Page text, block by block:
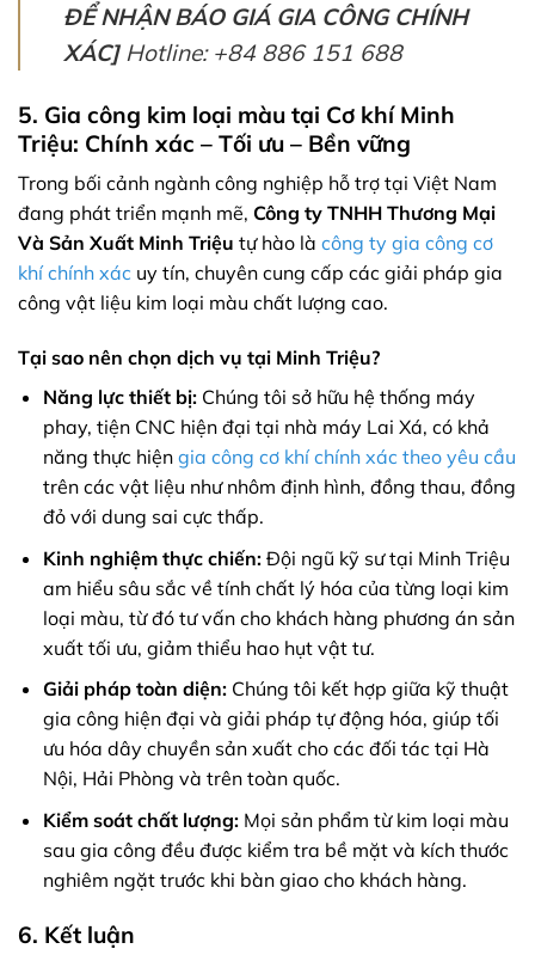
ĐỂ NHẬN BÁO GIÁ GIA CÔNG CHÍNH
XÁC] Hotline: +84 886 151 688
5. Gia công kim loại màu tại Cơ khí Minh
Triệu: Chính xác – Tối ưu – Bền vững
Trong bối cảnh ngành công nghiệp hỗ trợ tại Việt Nam
đang phát triển mạnh mẽ, Công ty TNHH Thương Mại
Và Sản Xuất Minh Triệu tự hào là công ty gia công cơ
khí chính xác uy tín, chuyên cung cấp các giải pháp gia
công vật liệu kim loại màu chất lượng cao.
Tại sao nên chọn dịch vụ tại Minh Triệu?
Năng lực thiết bị:Chúng tôi sở hữu hệ thống máy
phay, tiện CNC hiện đại tại nhà máy Lai Xá, có khả
năng thực hiện gia công cơ khí chính xác theo yêu cầu
trên các vật liệu như nhôm định hình, đồng thau, đồng
đỏ với dung sai cực thấp.
Kinh nghiệm thực chiến:Đội ngũ kỹ sư tại Minh Triệu
am hiểu sâu sắc về tính chất lý hóa của từng loại kim
loại màu, từ đó tư vấn cho khách hàng phương án sản
xuất tối ưu, giảm thiểu hao hụt vật tư.
Giải pháp toàn diện:Chúng tôi kết hợp giữa kỹ thuật
gia công hiện đại và giải pháp tự động hóa, giúp tối
ưu hóa dây chuyền sản xuất cho các đối tác tại Hà
Nội, Hải Phòng và trên toàn quốc.
Kiểm soát chất lượng:Mọi sản phẩm từ kim loại màu
sau gia công đều được kiểm tra bề mặt và kích thước
nghiêm ngặt trước khi bàn giao cho khách hàng.
6. Kết luận